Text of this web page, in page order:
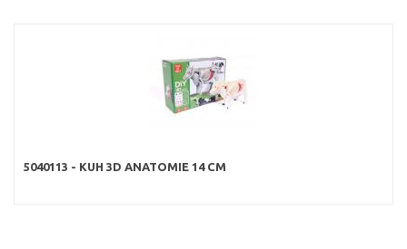
5040113 - KUH 3D ANATOMIE 14 CM